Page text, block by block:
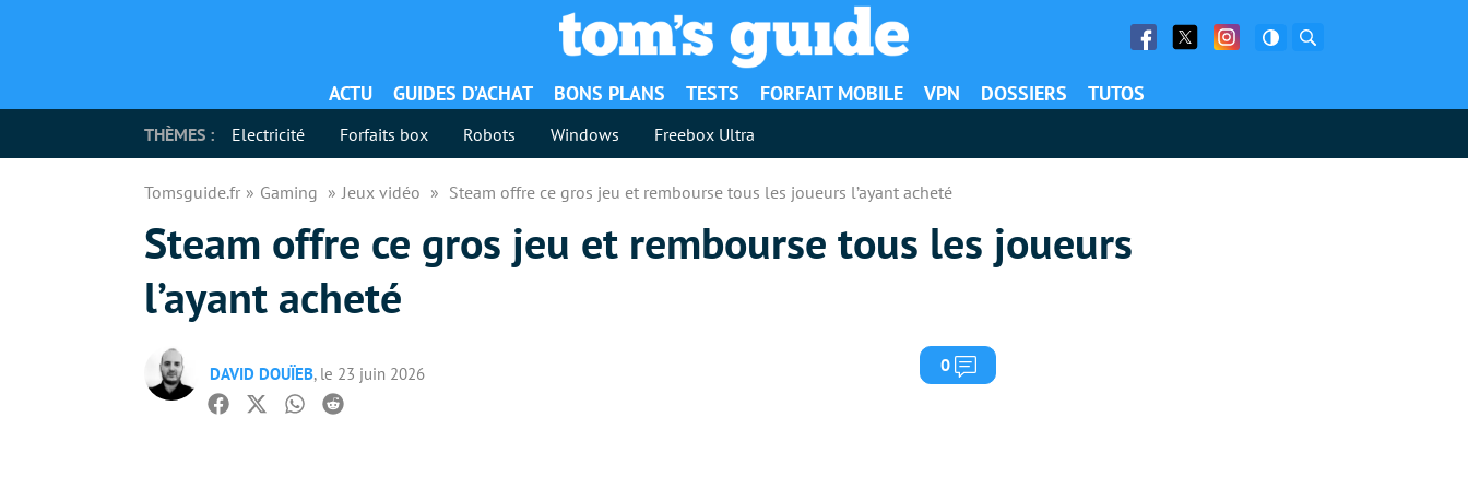
Facebook
Twitter Facebook
ACTU GUIDES D’ACHAT BONS PLANS TESTS FORFAIT MOBILE VPN DOSSIERS TUTOS
THÈMES : Electricité Forfaits box Robots Windows Freebox Ultra
Tomsguide.fr Gaming Jeux vidéo Steam offre ce gros jeu et rembourse tous les joueurs l’ayant acheté
Steam offre ce gros jeu et rembourse tous les joueurs
l’ayant acheté
DAVID DOUÏEB, le 23 juin 2026 0 Commentaires
Facebook
TwitterWhatsapp
Reddit